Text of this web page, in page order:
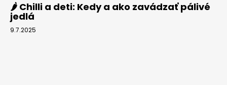
🌶️ Chilli a deti: Kedy a ako zavádzať pálivé
jedlá
9.7.2025